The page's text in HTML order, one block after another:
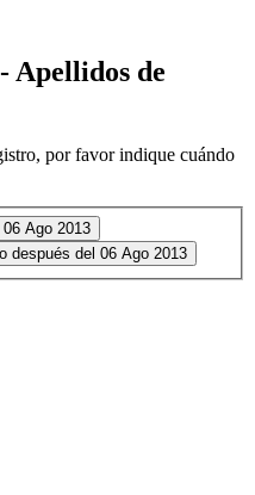
Apellidos de
por favor indique cuándo